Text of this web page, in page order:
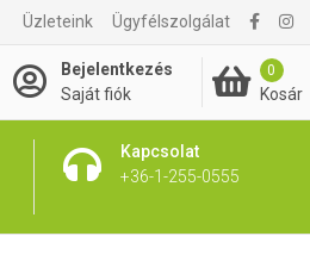
Üzleteink Ügyfélszolgálat
Bejelentkezés
Saját fiók
0
Kosár
Kapcsolat
+36-1-255-0555
4 620 Ft Kosárba rakom